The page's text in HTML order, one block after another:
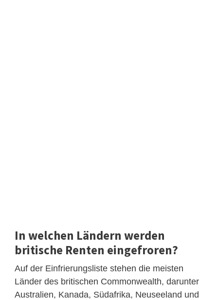
In welchen Ländern werden
britische Renten eingefroren?
Auf der Einfrierungsliste stehen die meisten
Länder des britischen Commonwealth, darunter
Australien, Kanada, Südafrika, Neuseeland und